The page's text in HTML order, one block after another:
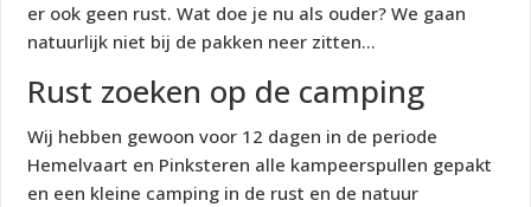
er ook geen rust. Wat doe je nu als ouder? We gaan
natuurlijk niet bij de pakken neer zitten…
Rust zoeken op de camping
Wij hebben gewoon voor 12 dagen in de periode
Hemelvaart en Pinksteren alle kampeerspullen gepakt
en een kleine camping in de rust en de natuur